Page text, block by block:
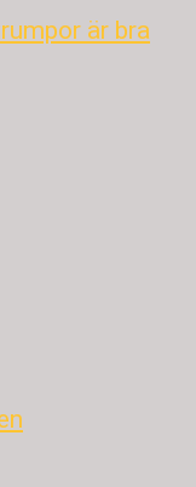
är bra